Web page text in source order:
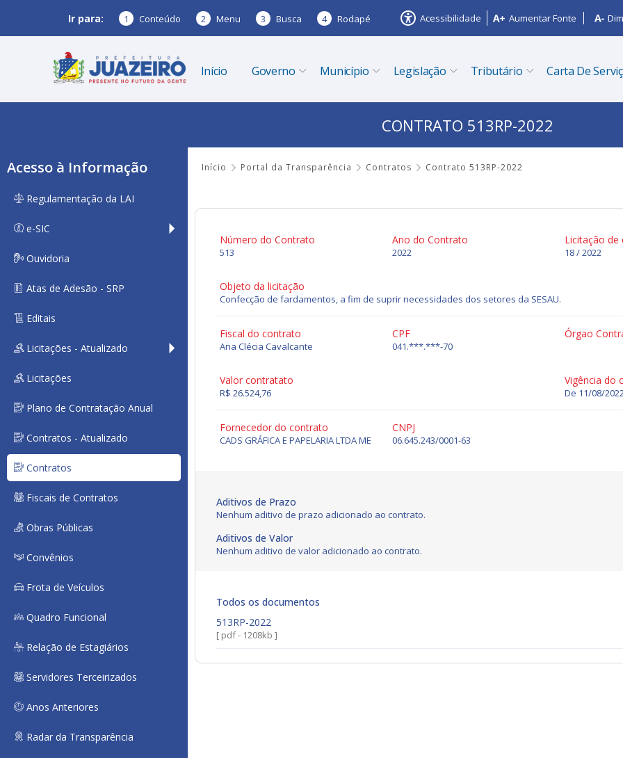
Ir para: 1 Conteúdo 2 Menu 3 Busca 4 Rodapé Acessibilidade Aumentar Fonte
Início Governo Município Legislação Tributário Carta De
CONTRATO 513RP-2022
Início Portal da Transparência Contratos Contrato 513RP-2022
Acesso à Informação
Regulamentação da LAI
e-SIC
Ouvidoria
Atas de Adesão - SRP
Editais
Licitações - Atualizado
Licitações
Plano de Contratação Anual
Contratos - Atualizado
Contratos
Fiscais de Contratos
Obras Públicas
Convênios
Frota de Veículos
Quadro Funcional
Relação de Estagiários
Servidores Terceirizados
Anos Anteriores
Radar da Transparência
Número do Contrato
513
Ano do Contrato
2022
Licitação de
18 / 2022
Objeto da licitação
Confecção de fardamentos, a fim de suprir necessidades dos setores da SESAU.
Fiscal do contrato
Ana Clécia Cavalcante
CPF
041.***.***-70
Órgao
Valor contratato
R$ 26.524,76
Vigência do
De 11/08/
Fornecedor do contrato
CADS GRÁFICA E PAPELARIA LTDA ME
CNPJ
06.645.243/0001-63
Aditivos de Prazo
Nenhum aditivo de prazo adicionado ao contrato.
Aditivos de Valor
Nenhum aditivo de valor adicionado ao contrato.
Todos os documentos
513RP-2022
[ pdf - 1208kb ]